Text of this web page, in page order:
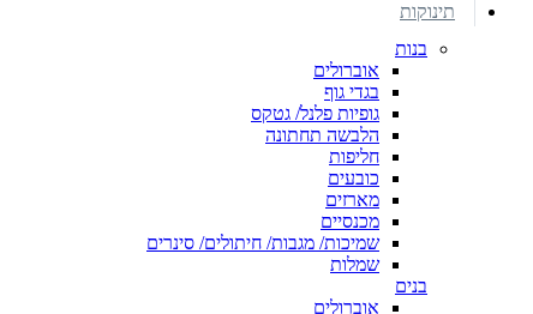
תינוקות
בנות
אוברולים
בגדי גוף
גופיות פלנל/ גטקס
הלבשה תחתונה
חליפות
כובעים
מארזים
מכנסיים
שמיכות/ מגבות/ חיתולים/ סינרים
שמלות
בנים
אוברולים